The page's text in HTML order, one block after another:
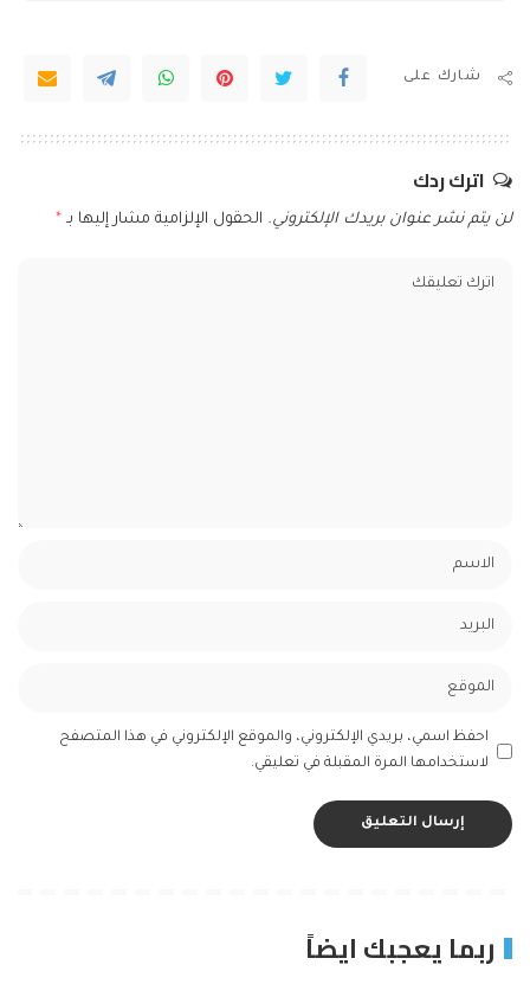
شارك على
اترك ردك
لن يتم نشر عنوان بريدك الإلكتروني. الحقول الإلزامية مشار إليها بـ *
احفظ اسمي، بريدي الإلكتروني، والموقع الإلكتروني في هذا المتصفح
لاستخدامها المرة المقبلة في تعليقي.
ربما يعجبك ايضاً